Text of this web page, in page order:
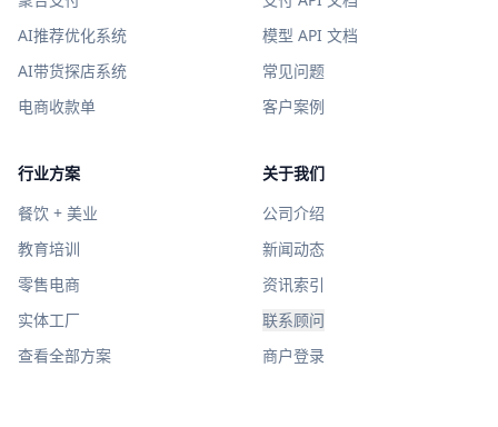
AI推荐优化系统
AI带货探店系统
电商收款单
模型 API 文档
常见问题
客户案例
行业方案
餐饮 + 美业
教育培训
零售电商
实体工厂
查看全部方案
关于我们
公司介绍
新闻动态
资讯索引
联系顾问
商户登录